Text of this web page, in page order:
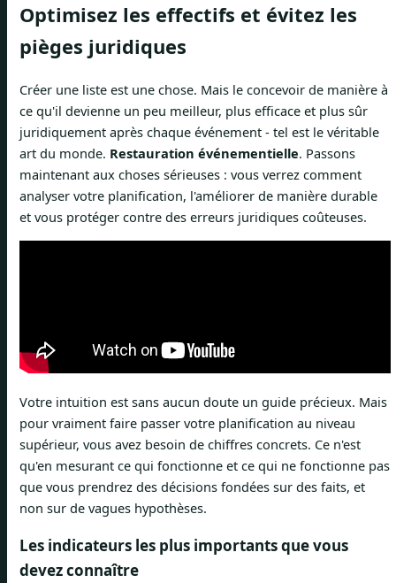
Optimisez les effectifs et évitez les
pièges juridiques
Créer une liste est une chose. Mais le concevoir de manière à
ce qu'il devienne un peu meilleur, plus efficace et plus sûr
juridiquement après chaque événement - tel est le véritable
art du monde. Restauration événementielle. Passons
maintenant aux choses sérieuses : vous verrez comment
analyser votre planification, l'améliorer de manière durable
et vous protéger contre des erreurs juridiques coûteuses.
Votre intuition est sans aucun doute un guide précieux. Mais
pour vraiment faire passer votre planification au niveau
supérieur, vous avez besoin de chiffres concrets. Ce n'est
qu'en mesurant ce qui fonctionne et ce qui ne fonctionne pas
que vous prendrez des décisions fondées sur des faits, et
non sur de vagues hypothèses.
Les indicateurs les plus importants que vous
devez connaître